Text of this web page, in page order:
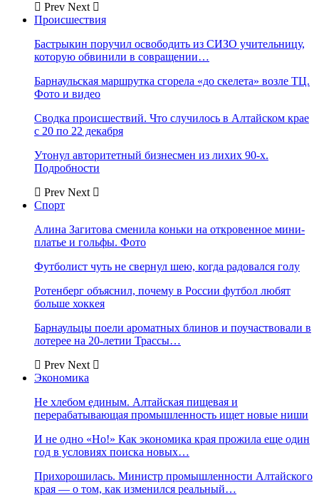
Prev Next
Происшествия
Бастрыкин поручил освободить из СИЗО учительницу,
которую обвинили в совращении…
Барнаульская маршрутка сгорела «до скелета» возле ТЦ.
Фото и видео
Сводка происшествий. Что случилось в Алтайском крае
с 20 по 22 декабря
Утонул авторитетный бизнесмен из лихих 90-х.
Подробности
Prev Next
Спорт
Алина Загитова сменила коньки на откровенное мини-
платье и гольфы. Фото
Футболист чуть не свернул шею, когда радовался голу
Ротенберг объяснил, почему в России футбол любят
больше хоккея
Барнаульцы поели ароматных блинов и поучаствовали в
лотерее на 20-летии Трассы…
Prev Next
Экономика
Не хлебом единым. Алтайская пищевая и
перерабатывающая промышленность ищет новые ниши
И не одно «Но!» Как экономика края прожила еще один
год в условиях поиска новых…
Прихорошилась. Министр промышленности Алтайского
края — о том, как изменился реальный…